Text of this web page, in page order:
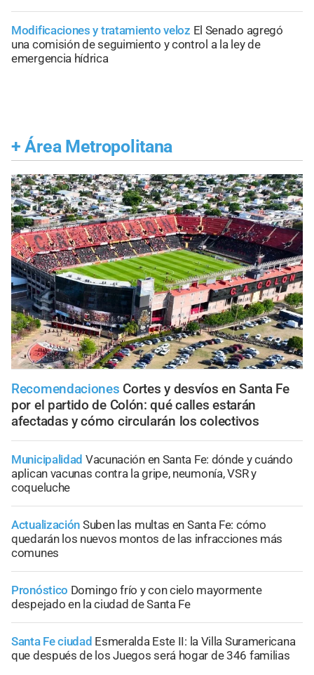
Modificaciones y tratamiento veloz El Senado agregó
una comisión de seguimiento y control a la ley de
emergencia hídrica
+ Área Metropolitana
Recomendaciones Cortes y desvíos en Santa Fe
por el partido de Colón: qué calles estarán
afectadas y cómo circularán los colectivos
Municipalidad Vacunación en Santa Fe: dónde y cuándo
aplican vacunas contra la gripe, neumonía, VSR y
coqueluche
Actualización Suben las multas en Santa Fe: cómo
quedarán los nuevos montos de las infracciones más
comunes
Pronóstico Domingo frío y con cielo mayormente
despejado en la ciudad de Santa Fe
Santa Fe ciudad Esmeralda Este II: la Villa Suramericana
que después de los Juegos será hogar de 346 familias